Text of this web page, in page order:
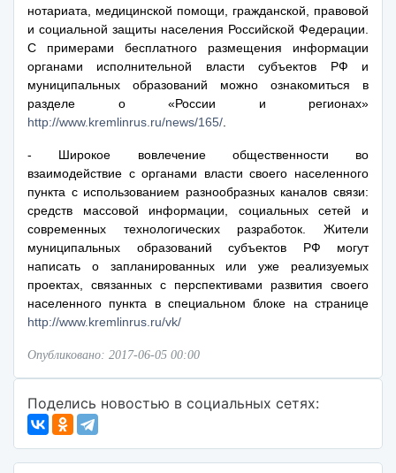
нотариата, медицинской помощи, гражданской, правовой
и социальной защиты населения Российской Федерации.
С примерами бесплатного размещения информации
органами исполнительной власти субъектов РФ и
муниципальных образований можно ознакомиться в
разделе о «России и регионах»
http://www.kremlinrus.ru/news/165/
- Широкое вовлечение общественности во
взаимодействие с органами власти своего населенного
пункта с использованием разнообразных каналов связи:
средств массовой информации, социальных сетей и
современных технологических разработок. Жители
муниципальных образований субъектов РФ могут
написать о запланированных или уже реализуемых
проектах, связанных с перспективами развития своего
населенного пункта в специальном блоке на странице
http://www.kremlinrus.ru/vk/
Опубликовано: 2017-06-05 00:00
Поделись новостью в социальных сетях: